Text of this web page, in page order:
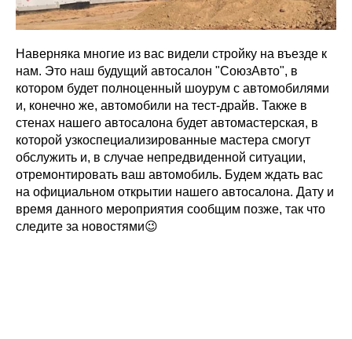
Наверняка многие из вас видели стройку на въезде к
нам. Это наш будущий автосалон "СоюзАвто", в
котором будет полноценный шоурум с автомобилями
и, конечно же, автомобили на тест-драйв. Также в
стенах нашего автосалона будет автомастерская, в
которой узкоспециализированные мастера смогут
обслужить и, в случае непредвиденной ситуации,
отремонтировать ваш автомобиль. Будем ждать вас
на официальном открытии нашего автосалона. Дату и
время данного мероприятия сообщим позже, так что
следите за новостями😉